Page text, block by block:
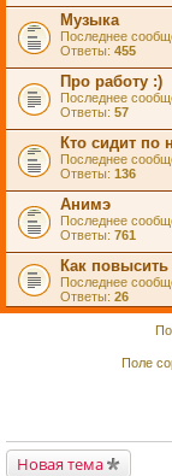
Музыка
Последнее
Ответы: 455
Про работу :)
Последнее
Ответы: 57
Кто сидит по
Последнее
Ответы: 136
Анимэ
Последнее
Ответы: 761
Как
Последнее
Ответы: 26
Поле
Новая тема